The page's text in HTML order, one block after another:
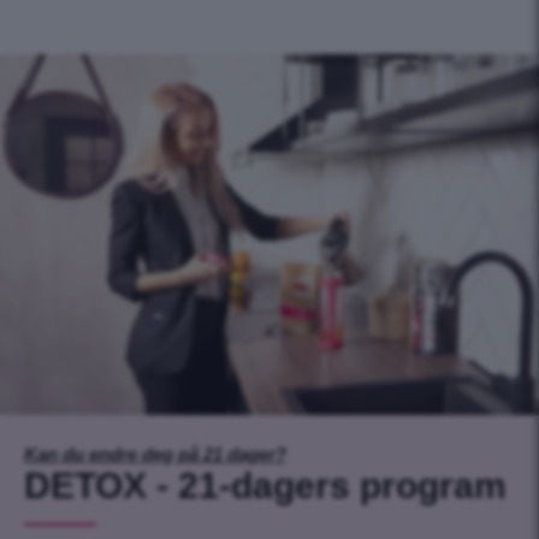
DETOX - 21-dagers program
Kan du endre deg på 21 dager?